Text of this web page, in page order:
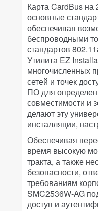
Карта CardBus на
основные
обеспечивая
беспроводными
стандартов
Утилита EZ
многочисленных
сетей и точек
ПО для
совместимости и
делают эту
инсталляции,
Обеспечивая
время высокую
тракта, а также
безопасности,
требованиям
SMC2536W-AG
доступ и